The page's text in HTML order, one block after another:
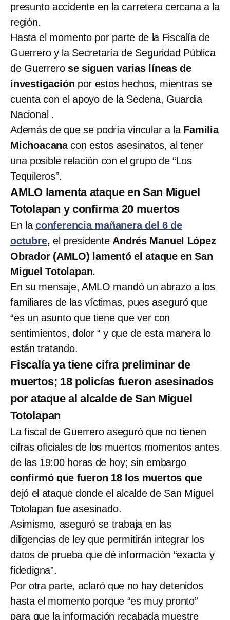
presunto accidente en la carretera cercana a la
región.
Hasta el momento por parte de la Fiscalía de
Guerrero y la Secretaría de Seguridad Pública
de Guerrero se siguen varias líneas de
investigación por estos hechos, mientras se
cuenta con el apoyo de la Sedena, Guardia
Nacional .
Además de que se podría vincular a la Familia
Michoacanacon estos asesinatos, al tener
una posible relación con el grupo de “Los
Tequileros”.
AMLO lamenta ataque en San Miguel
Totolapan y confirma 20 muertos
En la conferencia mañanera del 6 de
octubre, el presidente Andrés Manuel López
Obrador (AMLO) lamentó el ataque en San
Miguel Totolapan.
En su mensaje, AMLO mandó un abrazo a los
familiares de las víctimas, pues aseguró que
“es un asunto que tiene que ver con
sentimientos, dolor “ y que de esta manera lo
están tratando.
Fiscalía ya tiene cifra preliminar de
muertos; 18 policías fueron asesinados
por ataque al alcalde de San Miguel
Totolapan
La fiscal de Guerrero aseguró que no tienen
cifras oficiales de los muertos momentos antes
de las 19:00 horas de hoy; sin embargo
confirmó que fueron 18 los muertos que
dejó el ataque donde el alcalde de San Miguel
Totolapan fue asesinado.
Asimismo, aseguró se trabaja en las
diligencias de ley que permitirán integrar los
datos de prueba que dé información “exacta y
fidedigna”.
Por otra parte, aclaró que no hay detenidos
hasta el momento porque “es muy pronto”
para que la información recabada muestre